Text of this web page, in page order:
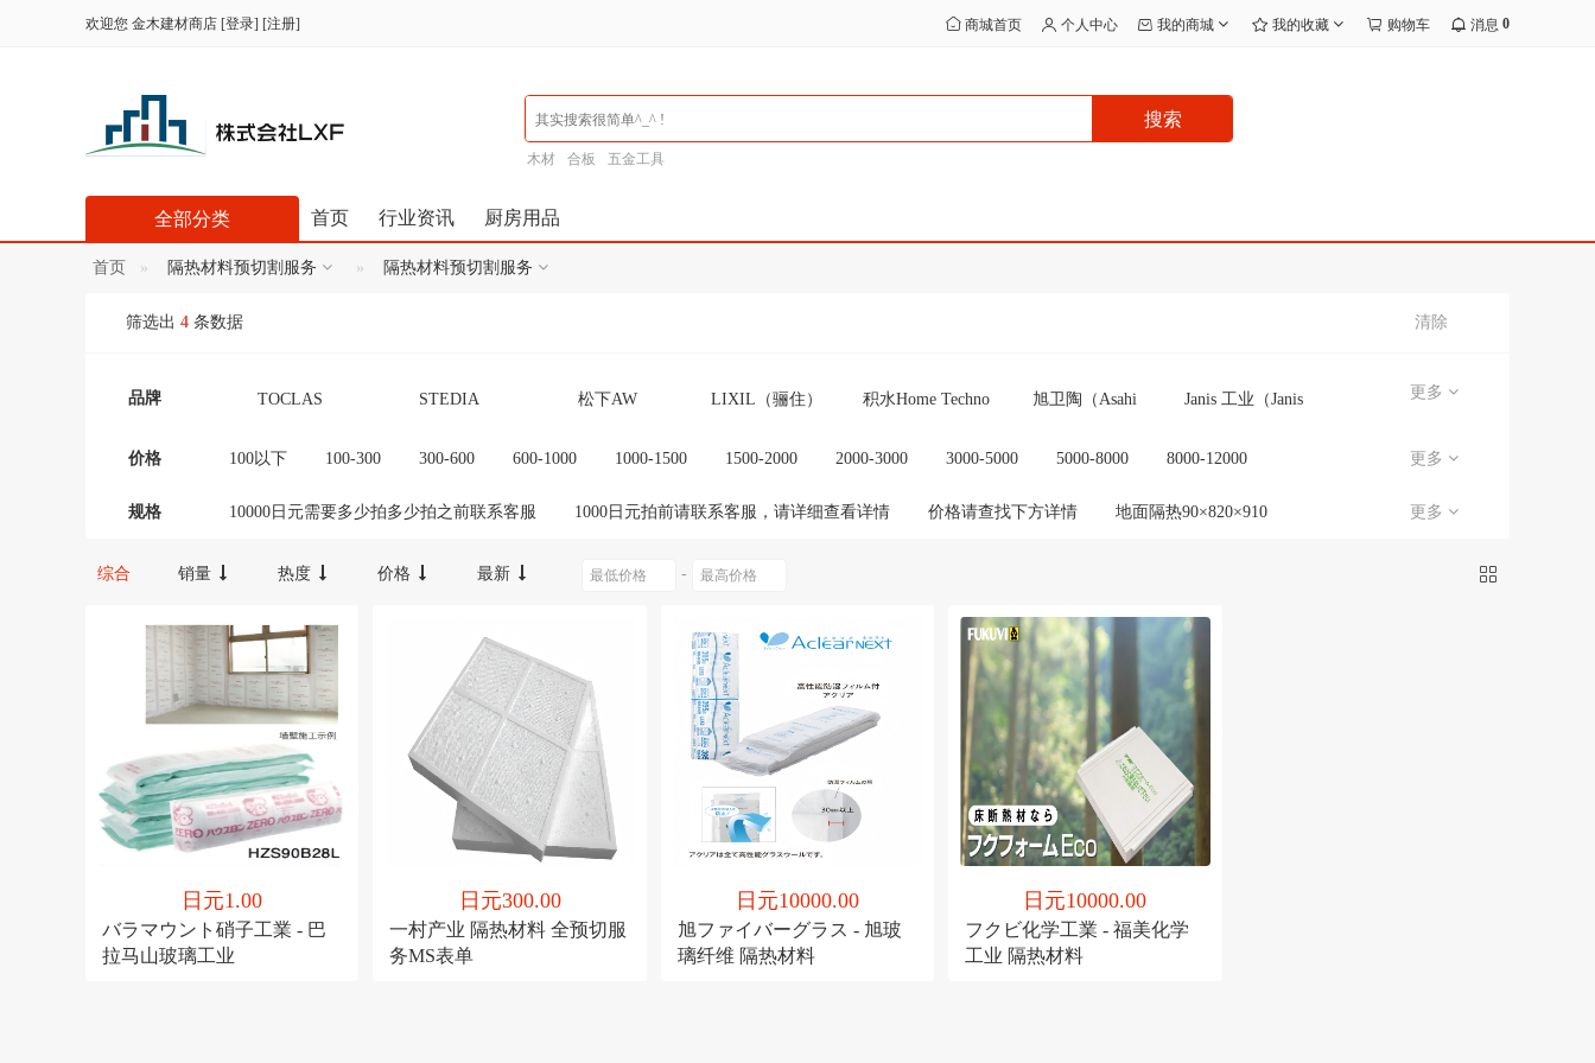
欢迎您 金木建材商店 [登录] [注册] 商城首页 个人中心 我的商城 我的收藏 购物车 消息 0
搜索
木材 合板 五金工具
首页 行业资讯 厨房用品
全部分类
首页 隔热材料预切割服务 隔热材料预切割服务
筛选出 4 条数据 清除
品牌 TOCLAS STEDIA 松下AW LIXIL（骊住） 积水Home Techno 旭卫陶（Asahi Janis 工业（Janis
Panasonic（松下） TOTO WOODONE アサヒ衛陶” (朝日 ジャニス工業 （贾 富士通空调 日立
コロナ CORONA 科 シャープ (Shāpu) NORITZ 热水器 翻新浴缸 一村产业（Ichimura 诺力茨（NORITZ）
更多
价格 100以下 100-300 300-600 600-1000 1000-1500 1500-2000 2000-3000 3000-5000 5000-8000 8000-12000
12000-16000 16000-20000 20000以上
更多
规格 10000日元需要多少拍多少拍之前联系客服 1000日元拍前请联系客服，请详细查看详情 价格请查找下方详情 地面隔热90×820×910 更多
综合 销量 热度 价格 最新 -
日元1.00
バラマウント硝子工業 - 巴
拉马山玻璃工业
日元300.00
一村产业 隔热材料 全预切服
务MS表单
日元10000.00
旭ファイバーグラス - 旭玻
璃纤维 隔热材料
日元10000.00
フクビ化学工業 - 福美化学
工业 隔热材料